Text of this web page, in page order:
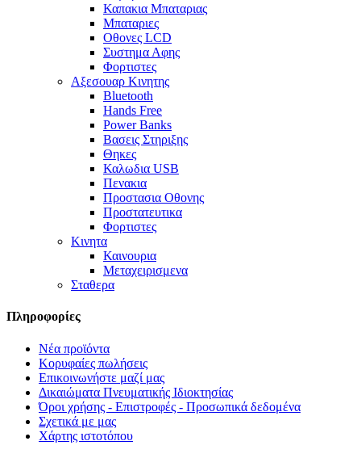
Καπακια Μπαταριας
Μπαταριες
Οθονες LCD
Συστημα Αφης
Φορτιστες
Αξεσουαρ Κινητης
Bluetooth
Hands Free
Power Banks
Βασεις Στηριξης
Θηκες
Καλωδια USB
Πενακια
Προστασια Οθονης
Προστατευτικα
Φορτιστες
Κινητα
Καινουρια
Μεταχειρισμενα
Σταθερα
Πληροφορίες
Νέα προϊόντα
Κορυφαίες πωλήσεις
Επικοινωνήστε μαζί μας
Δικαιώματα Πνευματικής Ιδιοκτησίας
Όροι χρήσης - Επιστροφές - Προσωπικά δεδομένα
Σχετικά με μας
Χάρτης ιστοτόπου